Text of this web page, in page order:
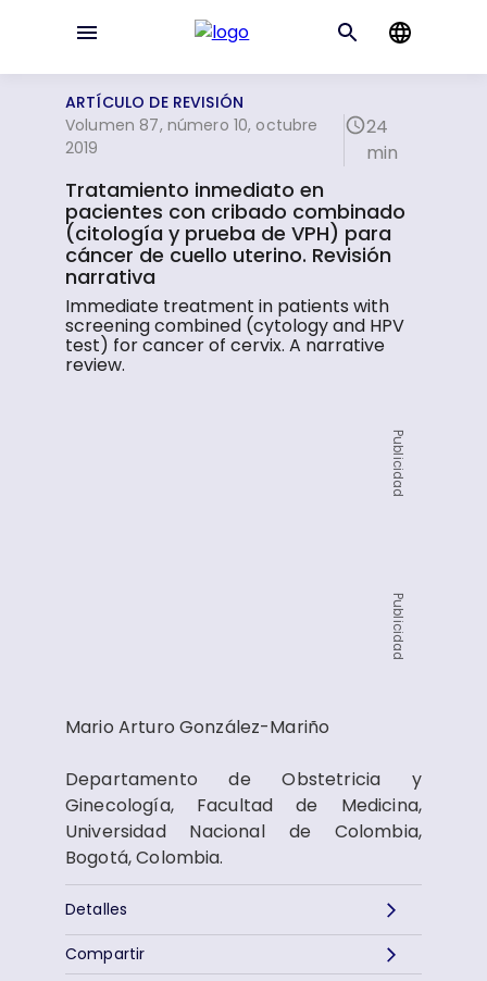
ARTÍCULO DE REVISIÓN
Volumen 87, número 10, octubre
2019
24
min
Tratamiento inmediato en
pacientes con cribado combinado
(citología y prueba de VPH) para
cáncer de cuello uterino. Revisión
narrativa
Immediate treatment in patients with
screening combined (cytology and HPV
test) for cancer of cervix. A narrative
review.
Publicidad
Publicidad
Mario Arturo González-Mariño
Departamento de Obstetricia y
Ginecología, Facultad de Medicina,
Universidad Nacional de Colombia,
Bogotá, Colombia.
Detalles
Compartir